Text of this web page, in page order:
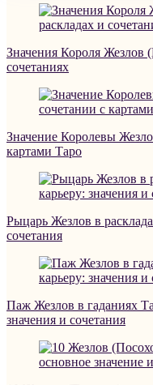
Значения Короля Жезлов
сочетаниях
Значение Королевы
картами Таро
Рыцарь Жезлов в
сочетания
Паж Жезлов в гаданиях
значения и сочетания